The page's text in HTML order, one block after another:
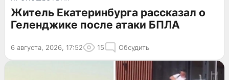
Житель Екатеринбурга рассказал о
Геленджике после атаки БПЛА
6 августа, 2026, 17:52 15 Обсудить